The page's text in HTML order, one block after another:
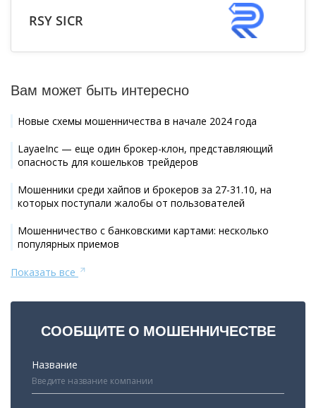
RSY SICR
Вам может быть интересно
Новые схемы мошенничества в начале 2024 года
LayaeInc — еще один брокер-клон, представляющий
опасность для кошельков трейдеров
Мошенники среди хайпов и брокеров за 27-31.10, на
которых поступали жалобы от пользователей
Мошенничество с банковскими картами: несколько
популярных приемов
Показать все
СООБЩИТЕ О МОШЕННИЧЕСТВЕ
Название